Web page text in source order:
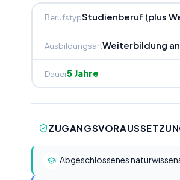
BerufstypStudienberuf (plus
AusbildungsartWeiterbildung
Dauer5 Jahre
Abgeschlossenes